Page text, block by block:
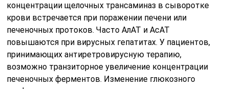
концентрации щелочных трансаминаз в сыворотке
крови встречается при поражении печени или
печеночных протоков. Часто АлАТ и АсАТ
повышаются при вирусных гепатитах. У пациентов,
принимающих антиретровирусную терапию,
возможно транзиторное увеличение концентрации
печеночных ферментов. Изменение глюкозного